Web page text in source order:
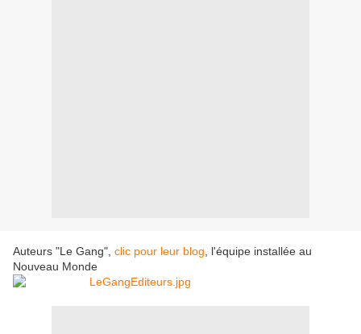
Auteurs "Le Gang", clic pour leur blog , l'équipe installée au
Nouveau Monde